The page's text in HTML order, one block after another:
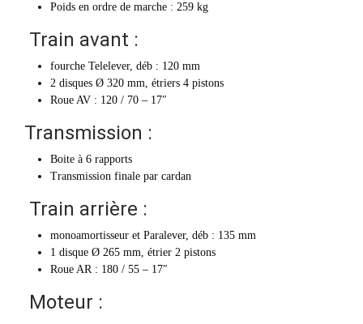
Poids en ordre de marche : 259 kg
Train avant :
fourche Telelever, déb : 120 mm
2 disques Ø 320 mm, étriers 4 pistons
Roue AV : 120 / 70 – 17″
Transmission :
Boite à 6 rapports
Transmission finale par cardan
Train arrière :
monoamortisseur et Paralever, déb : 135 mm
1 disque Ø 265 mm, étrier 2 pistons
Roue AR : 180 / 55 – 17″
Moteur :